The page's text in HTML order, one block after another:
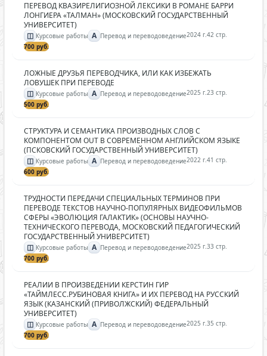
ПЕРЕВОД КВАЗИРЕЛИГИОЗНОЙ ЛЕКСИКИ В РОМАНЕ БАРРИ
ЛОНГИЕРА «ТАЛМАН» (МОСКОВСКИЙ ГОСУДАРСТВЕННЫЙ
УНИВЕРСИТЕТ)
◫ Курсовые работы A Перевод и переводоведение2024 г.42 стр.
700 руб.
ЛОЖНЫЕ ДРУЗЬЯ ПЕРЕВОДЧИКА, ИЛИ КАК ИЗБЕЖАТЬ
ЛОВУШЕК ПРИ ПЕРЕВОДЕ
◫ Курсовые работы A Перевод и переводоведение2025 г.23 стр.
500 руб.
СТРУКТУРА И СЕМАНТИКА ПРОИЗВОДНЫХ СЛОВ С
КОМПОНЕНТОМ OUT В СОВРЕМЕННОМ АНГЛИЙСКОМ ЯЗЫКЕ
(ПСКОВСКИЙ ГОСУДАРСТВЕННЫЙ УНИВЕРСИТЕТ)
◫ Курсовые работы A Перевод и переводоведение2022 г.41 стр.
600 руб.
ТРУДНОСТИ ПЕРЕДАЧИ СПЕЦИАЛЬНЫХ ТЕРМИНОВ ПРИ
ПЕРЕВОДЕ ТЕКСТОВ НАУЧНО-ПОПУЛЯРНЫХ ВИДЕОФИЛЬМОВ
СФЕРЫ «ЭВОЛЮЦИЯ ГАЛАКТИК» (ОСНОВЫ НАУЧНО-
ТЕХНИЧЕСКОГО ПЕРЕВОДА, МОСКОВСКИЙ ПЕДАГОГИЧЕСКИЙ
ГОСУДАРСТВЕННЫЙ УНИВЕРСИТЕТ)
◫ Курсовые работы A Перевод и переводоведение2025 г.33 стр.
700 руб.
РЕАЛИИ В ПРОИЗВЕДЕНИИ КЕРСТИН ГИР
«ТАЙМЛЕСС.РУБИНОВАЯ КНИГА» И ИХ ПЕРЕВОД НА РУССКИЙ
ЯЗЫК (КАЗАНСКИЙ (ПРИВОЛЖСКИЙ) ФЕДЕРАЛЬНЫЙ
УНИВЕРСИТЕТ)
◫ Курсовые работы A Перевод и переводоведение2025 г.35 стр.
700 руб.